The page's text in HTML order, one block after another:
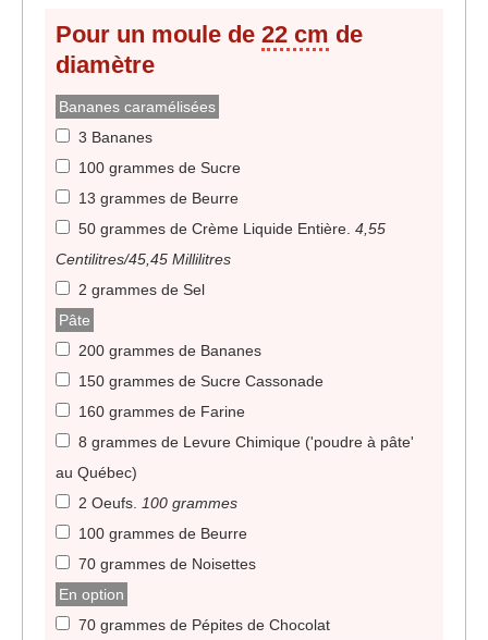
Pour un moule de 22 cm de
diamètre
Bananes caramélisées
3 Bananes
100 grammes de Sucre
13 grammes de Beurre
50 grammes de Crème Liquide Entière. 4,55
Centilitres/45,45 Millilitres
2 grammes de Sel
Pâte
200 grammes de Bananes
150 grammes de Sucre Cassonade
160 grammes de Farine
8 grammes de Levure Chimique ('poudre à pâte'
au Québec)
2 Oeufs. 100 grammes
100 grammes de Beurre
70 grammes de Noisettes
En option
70 grammes de Pépites de Chocolat